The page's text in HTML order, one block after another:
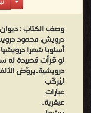
وصف الكتاب :
درويش، محمود
أُسلوبا شعرا
لو قرأت قصيدة له
درويشية..يروّض
ليُركّب
عبارات
عبقرية..